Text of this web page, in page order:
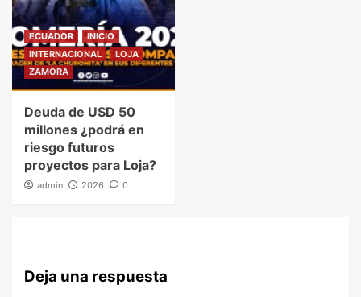
ECUADOR
INICIO
INTERNACIONAL
LOJA
ZAMORA
Deuda de USD 50
millones ¿podrá en
riesgo futuros
proyectos para Loja?
admin 2026 0
Deja una respuesta